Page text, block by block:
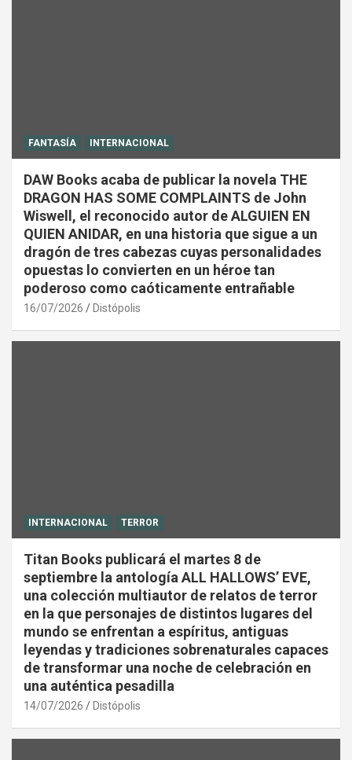
FANTASÍA INTERNACIONAL
DAW Books acaba de publicar la novela THE
DRAGON HAS SOME COMPLAINTS de John
Wiswell, el reconocido autor de ALGUIEN EN
QUIEN ANIDAR, en una historia que sigue a un
dragón de tres cabezas cuyas personalidades
opuestas lo convierten en un héroe tan
poderoso como caóticamente entrañable
16/07/2026 Distópolis
INTERNACIONAL TERROR
Titan Books publicará el martes 8 de
septiembre la antología ALL HALLOWS’ EVE,
una colección multiautor de relatos de terror
en la que personajes de distintos lugares del
mundo se enfrentan a espíritus, antiguas
leyendas y tradiciones sobrenaturales capaces
de transformar una noche de celebración en
una auténtica pesadilla
14/07/2026 Distópolis